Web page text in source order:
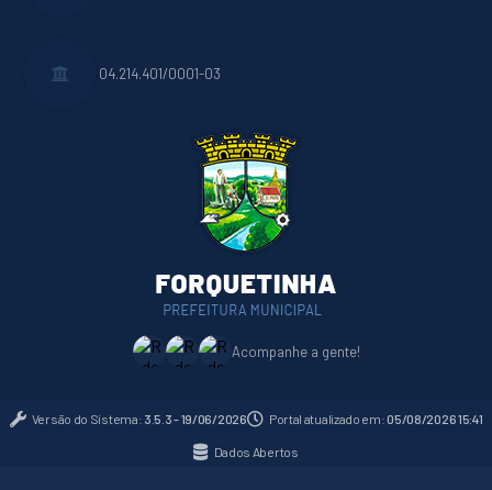
Acompanhe a gente!
04.214.401/0001-03
Versão do Sistema: 3.5.3 - 19/06/2026 Portal atualizado em:05/08/2026 15:41
Dados Abertos